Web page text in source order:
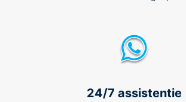
24/7 assistentie